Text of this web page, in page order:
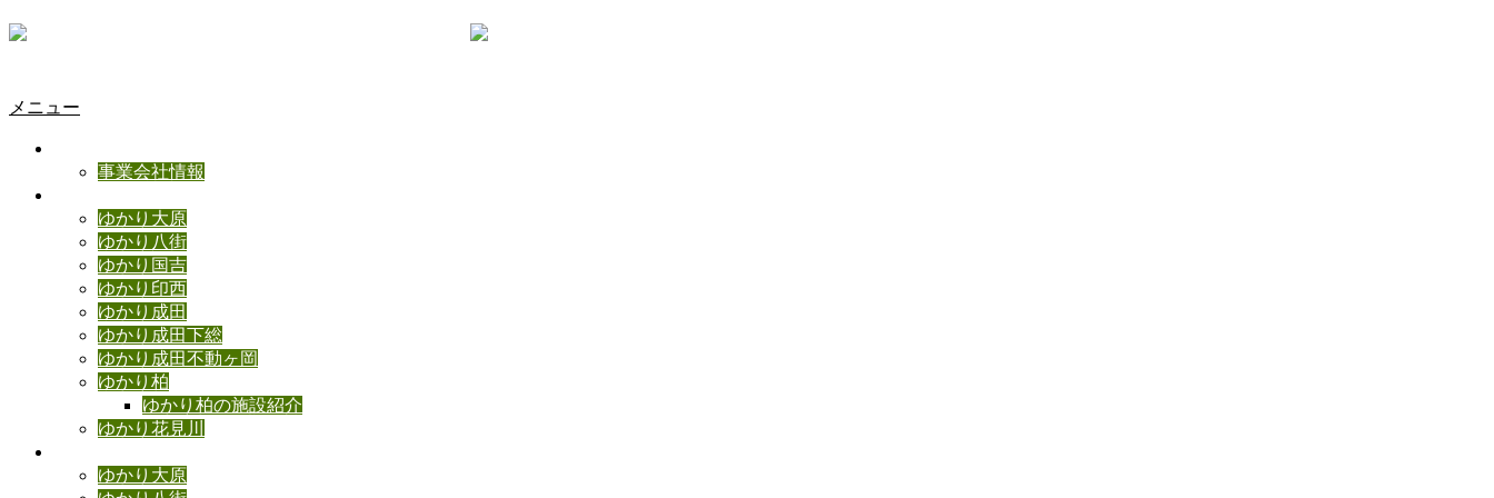
メニュー
事業会社情報
ゆかり大原
ゆかり八街
ゆかり国吉
ゆかり印西
ゆかり成田
ゆかり成田下総
ゆかり成田不動ヶ岡
ゆかり柏
ゆかり柏の施設紹介
ゆかり花見川
ゆかり大原